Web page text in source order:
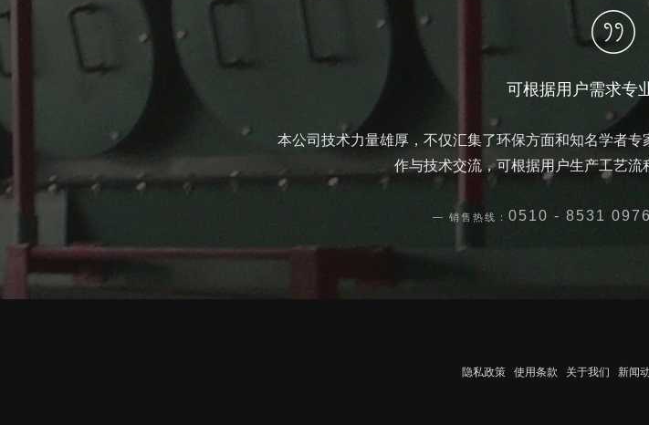
可根据用户需求专
本公司技术力量雄厚，不仅汇集了环保方面和知名学者
作与技术交流，可根据用户生产工艺流
销售热线： 0510 - 8531
隐私政策 使用条款 关于我们 新闻